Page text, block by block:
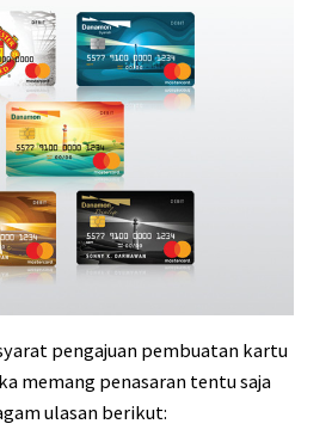
pengajuan pembuatan kartu
memang penasaran tentu saja
ulasan berikut: